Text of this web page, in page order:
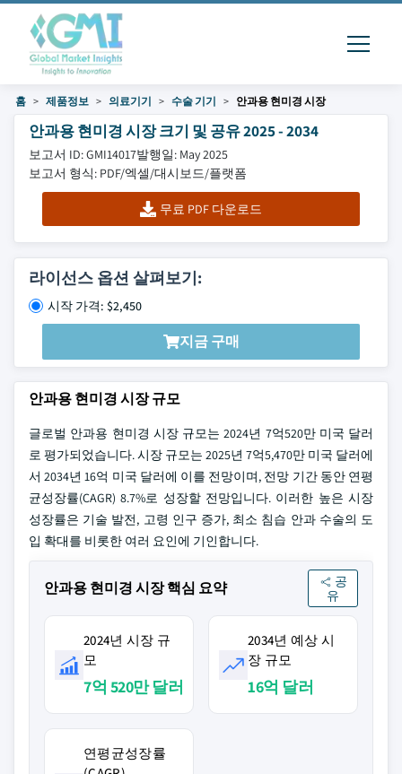
홈 제품정보 의료기기 수술 기기 안과용 현미경 시장
안과용 현미경 시장 크기 및 공유 2025 - 2034
보고서 ID: GMI14017발행일: May 2025
보고서 형식: PDF/엑셀/대시보드/플랫폼
무료 PDF 다운로드
라이선스 옵션 살펴보기:
시작 가격: $2,450
지금 구매
안과용 현미경 시장 규모
글로벌 안과용 현미경 시장 규모는 2024년 7억520만 미국 달러
로 평가되었습니다. 시장 규모는 2025년 7억5,470만 미국 달러에
서 2034년 16억 미국 달러에 이를 전망이며, 전망 기간 동안 연평
균성장률(CAGR) 8.7%로 성장할 전망입니다. 이러한 높은 시장
성장률은 기술 발전, 고령 인구 증가, 최소 침습 안과 수술의 도
입 확대를 비롯한 여러 요인에 기인합니다.
안과용 현미경 시장 핵심 요약
공
유
2024년 시장 규
모
7억 520만 달러
2034년 예상 시
장 규모
16억 달러
연평균성장률